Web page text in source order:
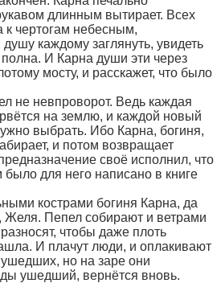
длинным вытирает. Всех
к чертогам небесным,
каждому заглянуть, увидеть
И Карна души эти через
мосту, и расскажет, что было
не невпроворот. Ведь каждая
на землю, и каждой новый
выбрать. Ибо Карна, богиня,
и потом возвращает
своё исполнил, что
для него написано в книге
кострами богиня Карна, да
Желя. Пепел собирают и ветрами
чтобы даже плоть
И плачут люди, и оплакивают
но на заре они
ушедший, вернётся вновь.